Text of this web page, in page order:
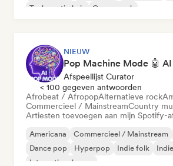
Toekomstig huis
Garagerock
NIEUW
Afspeellijst Curator
< 100 gegeven antwoorden
Afrobeat / AfropopAlternatieve rock
Commercieel / MainstreamCountry
Artiesten toevoegen aan mijn Spotify-
Americana Commercieel / Mainstream
Dance pop
Hyperpop Indie folk
Internationale pop